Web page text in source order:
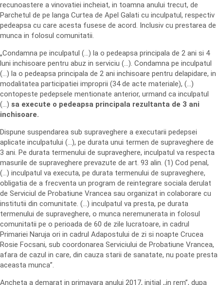
recunoastere a vinovatiei incheiat, in toamna anului trecut, de
Parchetul de pe langa Curtea de Apel Galati cu inculpatul, respectiv
pedeapsa cu care acesta fusese de acord. Inclusiv cu prestarea de
munca in folosul comunitatii.
„Condamna pe inculpatul (…) la o pedeapsa principala de 2 ani si 4
luni inchisoare pentru abuz in serviciu (…). Condamna pe inculpatul
(…) la o pedeapsa principala de 2 ani inchisoare pentru delapidare, in
modalitatea participatiei improprii (34 de acte materiale), (…)
contopeste pedepsele mentionate anterior, urmand ca inculpatul
(…) sa execute o pedeapsa principala rezultanta de 3 ani
inchisoare.
Dispune suspendarea sub supraveghere a executarii pedepsei
aplicate inculpatului (…), pe durata unui termen de supraveghere de
3 ani. Pe durata termenului de supraveghere, inculpatul va respecta
masurile de supraveghere prevazute de art. 93 alin. (1) Cod penal,
(…) inculpatul va executa, pe durata termenului de supraveghere,
obligatia de a frecventa un program de reintegrare sociala derulat
de Serviciul de Probatiune Vrancea sau organizat in colaborare cu
institutii din comunitate. (…) inculpatul va presta, pe durata
termenului de supraveghere, o munca neremunerata in folosul
comunitatii pe o perioada de 60 de zile lucratoare, in cadrul
Primariei Naruja ori in cadrul Adapostului de zi si noapte Crucea
Rosie Focsani, sub coordonarea Serviciului de Probatiune Vrancea,
afara de cazul in care, din cauza starii de sanatate, nu poate presta
aceasta munca”.
Ancheta a demarat in primavara anului 2017, initial ,,in rem”, dupa